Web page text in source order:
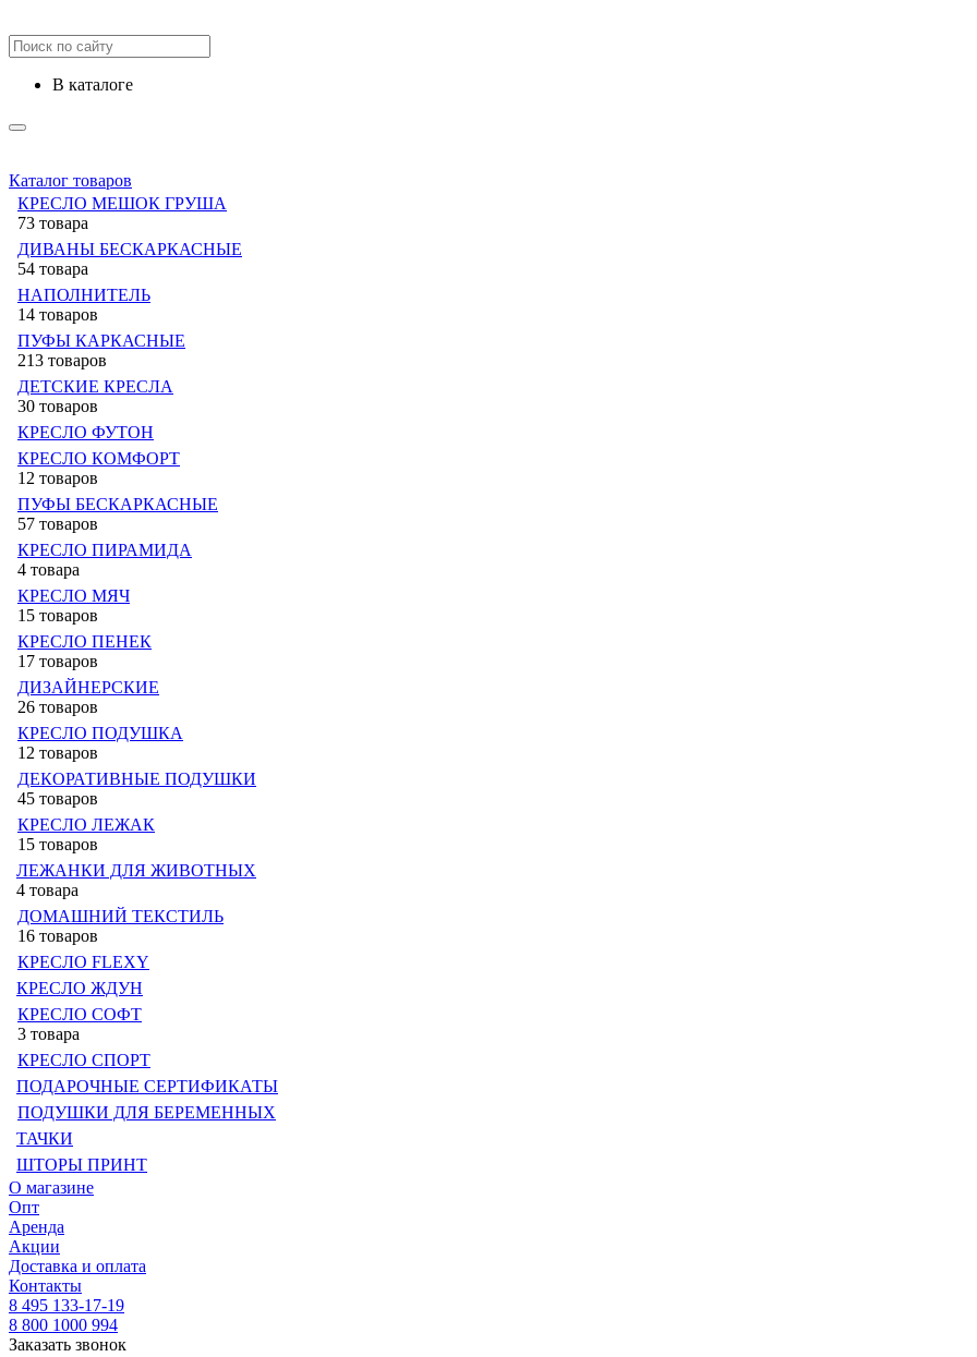
в каталоге
Каталог товаров
КРЕСЛО МЕШОК ГРУША
73 товара
ДИВАНЫ БЕСКАРКАСНЫЕ
54 товара
НАПОЛНИТЕЛЬ
14 товаров
ПУФЫ КАРКАСНЫЕ
213 товаров
ДЕТСКИЕ КРЕСЛА
30 товаров
КРЕСЛО ФУТОН
КРЕСЛО КОМФОРТ
12 товаров
ПУФЫ БЕСКАРКАСНЫЕ
57 товаров
КРЕСЛО ПИРАМИДА
4 товара
КРЕСЛО МЯЧ
15 товаров
КРЕСЛО ПЕНЕК
17 товаров
ДИЗАЙНЕРСКИЕ
26 товаров
КРЕСЛО ПОДУШКА
12 товаров
ДЕКОРАТИВНЫЕ ПОДУШКИ
45 товаров
КРЕСЛО ЛЕЖАК
15 товаров
ЛЕЖАНКИ ДЛЯ ЖИВОТНЫХ
4 товара
ДОМАШНИЙ ТЕКСТИЛЬ
16 товаров
КРЕСЛО FLEXY
КРЕСЛО ЖДУН
КРЕСЛО СОФТ
3 товара
КРЕСЛО СПОРТ
ПОДАРОЧНЫЕ СЕРТИФИКАТЫ
ПОДУШКИ ДЛЯ БЕРЕМЕННЫХ
ТАЧКИ
ШТОРЫ ПРИНТ
О магазине
Опт
Аренда
Акции
Доставка и оплата
Контакты
8 495 133-17-19
8 800 1000 994
Заказать звонок